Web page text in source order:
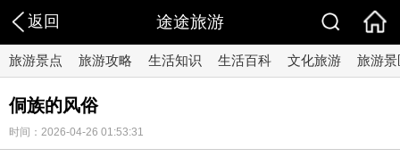
返回 途途旅游
旅游景点 旅游攻略 生活知识 生活百科 文化旅游 旅游景
侗族的风俗
时间：2026-04-26 01:53:31